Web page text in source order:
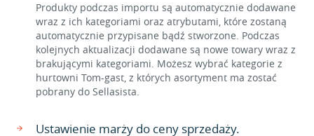
Produkty podczas importu są automatycznie dodawane
wraz z ich kategoriami oraz atrybutami, które zostaną
automatycznie przypisane bądź stworzone. Podczas
kolejnych aktualizacji dodawane są nowe towary wraz z
brakującymi kategoriami. Możesz wybrać kategorie z
hurtowni Tom-gast, z których asortyment ma zostać
pobrany do Sellasista.
Ustawienie marży do ceny sprzedaży.